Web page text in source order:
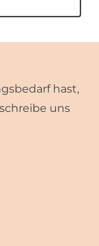
hast,
uns